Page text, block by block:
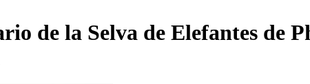
de la Selva de Elefantes de